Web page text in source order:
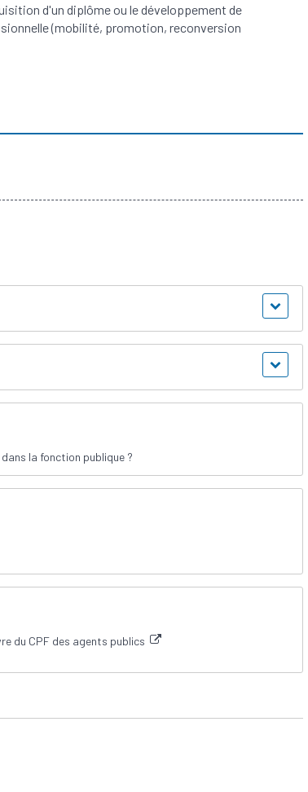
d'un diplôme ou le développement de
(mobilité, promotion, reconversion
la fonction publique ?
du CPF des agents publics